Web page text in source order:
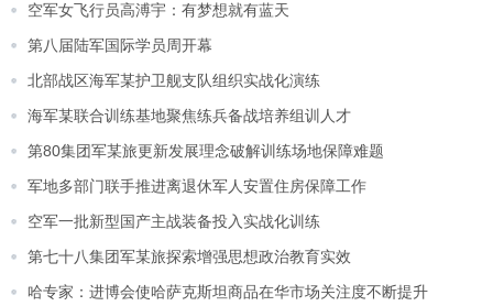
空军女飞行员高溥宇：有梦想就有蓝天
第八届陆军国际学员周开幕
北部战区海军某护卫舰支队组织实战化演练
海军某联合训练基地聚焦练兵备战培养组训人才
第80集团军某旅更新发展理念破解训练场地保障难题
军地多部门联手推进离退休军人安置住房保障工作
空军一批新型国产主战装备投入实战化训练
第七十八集团军某旅探索增强思想政治教育实效
哈专家：进博会使哈萨克斯坦商品在华市场关注度不断提升